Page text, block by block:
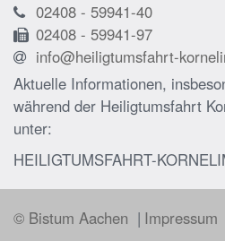
02408 - 59941-40
02408 - 59941-97
info@heiligtumsfahrt-
Aktuelle Informationen,
während der Heiligtumsfahrt
unter:
HEILIGTUMSFAHRT-
© Bistum Aachen Impressum